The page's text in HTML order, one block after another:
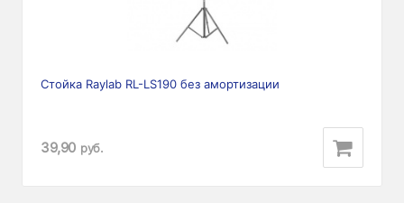
Стойка Raylab RL-LS190 без амортизации
39,90 руб.